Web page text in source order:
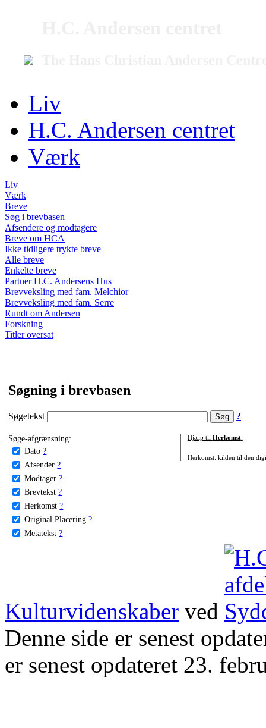
Liv
H.C. Andersen centret
Værk
Liv
Værk
Breve
Søg i brevbasen
Afsendere og modtagere
Breve om HCA
Ikke tidligere trykte breve
Alle breve
Enkelte breve
Partner H.C. Andersens Hus
Brevveksling med fam. Melchior
Brevveksling med fam. Serre
Rundt om Andersen
Forskning
Titler oversat
Søgning i brevbasen
Søgetekst ?
Søge-afgrænsning:
Dato ?
Afsender ?
Modtager ?
Brevtekst ?
Herkomst ?
Original Placering ?
Metatekst ?
Hjælp til Herkomst:
Herkomst: kilden til den
Kulturvidenskaber ved
Denne side er senest
er senest opdateret 23.